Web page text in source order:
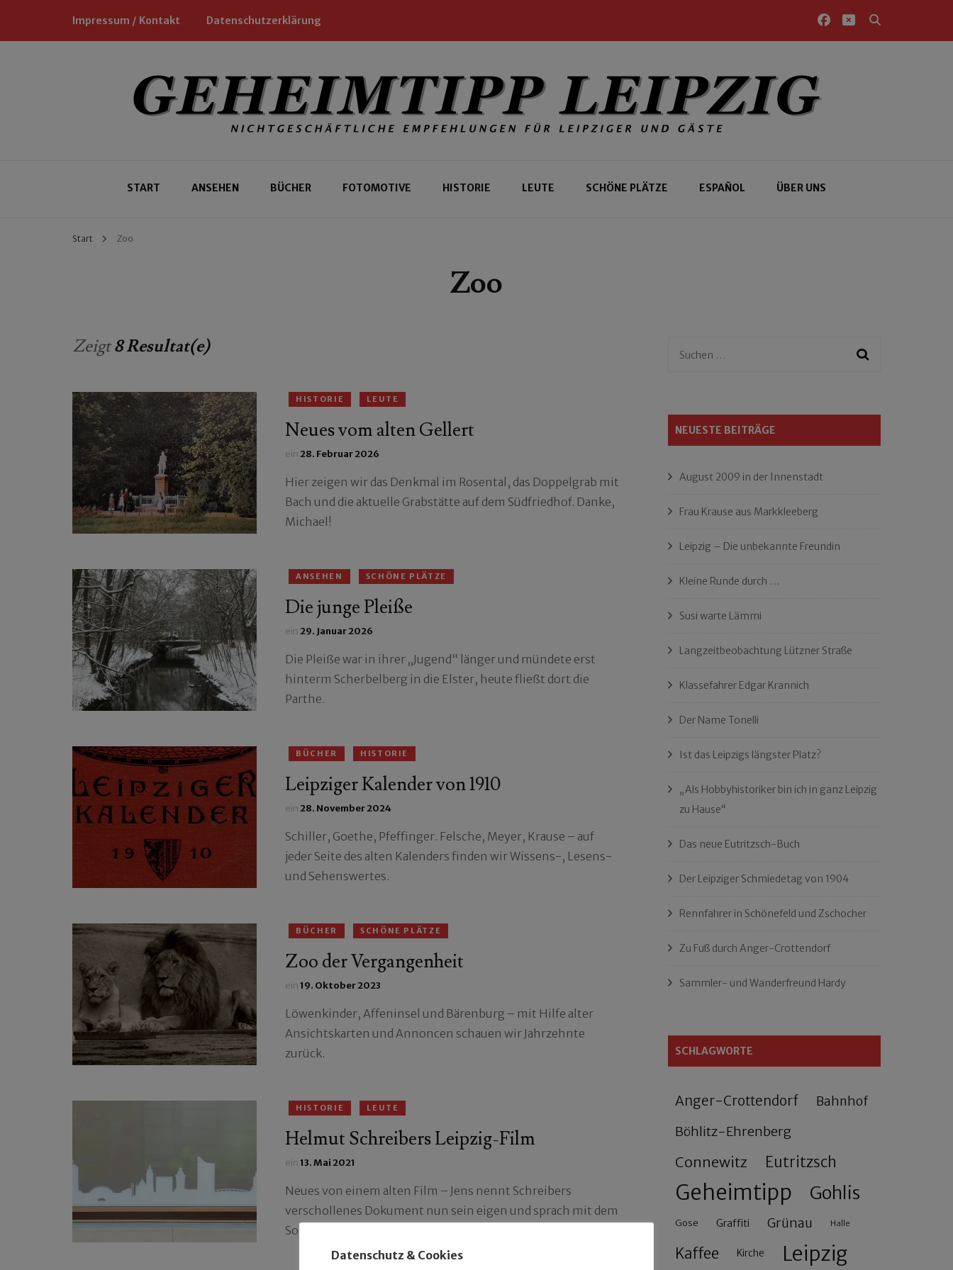
Impressum / Kontakt Datenschutzerklärung
Geheimtipp Leipzig
START ANSEHEN BÜCHER FOTOMOTIVE HISTORIE LEUTE SCHÖNE PLÄTZE ESPAÑOL ÜBER UNS
Start Zoo
Zoo
Zeigt8 Resultat(e)
HISTORIE LEUTE
Neues vom alten Gellert
ein28. Februar 2026
Hier zeigen wir das Denkmal im Rosental, das Doppelgrab mit
Bach und die aktuelle Grabstätte auf dem Südfriedhof. Danke,
Michael!
ANSEHEN SCHÖNE PLÄTZE
Die junge Pleiße
ein29. Januar 2026
Die Pleiße war in ihrer „Jugend“ länger und mündete erst
hinterm Scherbelberg in die Elster, heute fließt dort die
Parthe.
BÜCHER HISTORIE
Leipziger Kalender von 1910
ein28. November 2024
Schiller, Goethe, Pfeffinger. Felsche, Meyer, Krause – auf
jeder Seite des alten Kalenders finden wir Wissens-, Lesens-
und Sehenswertes.
BÜCHER SCHÖNE PLÄTZE
Zoo der Vergangenheit
ein19. Oktober 2023
Löwenkinder, Affeninsel und Bärenburg – mit Hilfe alter
Ansichtskarten und Annoncen schauen wir Jahrzehnte
zurück.
HISTORIE LEUTE
Helmut Schreibers Leipzig-Film
ein13. Mai 2021
Neues von einem alten Film – Jens nennt Schreibers
verschollenes Dokument nun sein eigen und sprach mit dem
Sohn und der Schnittmeisterin.
Suchen
NEUESTE BEITRÄGE
August 2009 in der Innenstadt
Frau Krause aus Markkleeberg
Leipzig – Die unbekannte Freundin
Kleine Runde durch …
Susi warte Lämmi
Langzeitbeobachtung Lützner Straße
Klassefahrer Edgar Krannich
Der Name Tonelli
Ist das Leipzigs längster Platz?
„Als Hobbyhistoriker bin ich in ganz Leipzig
zu Hause“
Das neue Eutritzsch-Buch
Der Leipziger Schmiedetag von 1904
Rennfahrer in Schönefeld und Zschocher
Zu Fuß durch Anger-Crottendorf
Sammler- und Wanderfreund Hardy
SCHLAGWORTE
Anger-Crottendorf Bahnhof
Böhlitz-Ehrenberg
Connewitz Eutritzsch
Geheimtipp Gohlis
Gose Graffiti Grünau Halle
Kaffee Kirche Leipzig
Datenschutz & Cookies